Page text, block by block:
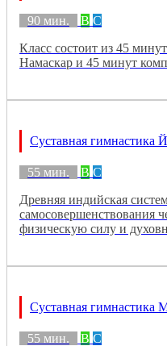
90 мин. B C
Класс состоит из 45
Намаскар и 45 минут
Суставная гимнастика
55 мин. B C
Древняя индийская
самосовершенствования
физическую силу и
Суставная гимнастика
55 мин. B C